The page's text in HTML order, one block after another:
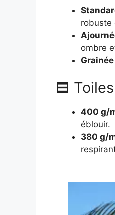
robuste
ombre
🟦
400 g/
éblouir.
380 g/